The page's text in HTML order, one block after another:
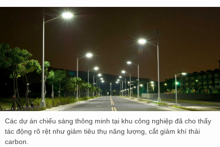
Các dự án chiếu sáng thông minh tại khu công nghiệp đã cho thấy
tác động rõ rệt như giảm tiêu thụ năng lượng, cắt giảm khí thải
carbon.